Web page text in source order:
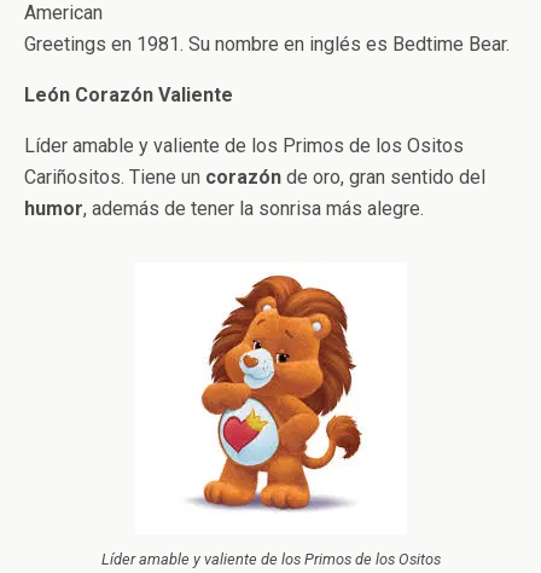
American
Greetings en 1981. Su nombre en inglés es Bedtime Bear.
León Corazón Valiente
Líder amable y valiente de los Primos de los Ositos
Cariñositos. Tiene un corazón de oro, gran sentido del
humor, además de tener la sonrisa más alegre.
Líder amable y valiente de los Primos de los Ositos